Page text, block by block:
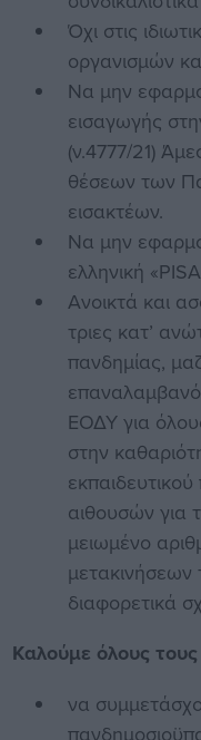
Όχι στις
οργανισμών
Να μην
εισαγωγής
(ν.4777/21)
θέσεων των
εισακτέων.
Να μην
ελληνική
Ανοικτά και
τριες κατ’
πανδημίας,
ΕΟΔΥ για
στην
αιθουσών για
μειωμένο
μετακινήσεων
διαφορετικά
Καλούμε όλους
να